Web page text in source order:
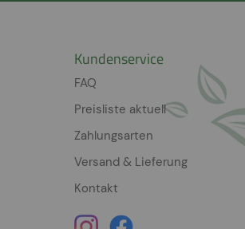
Kundenservice
FAQ
Preisliste aktuell
Zahlungsarten
Versand & Lieferung
Kontakt